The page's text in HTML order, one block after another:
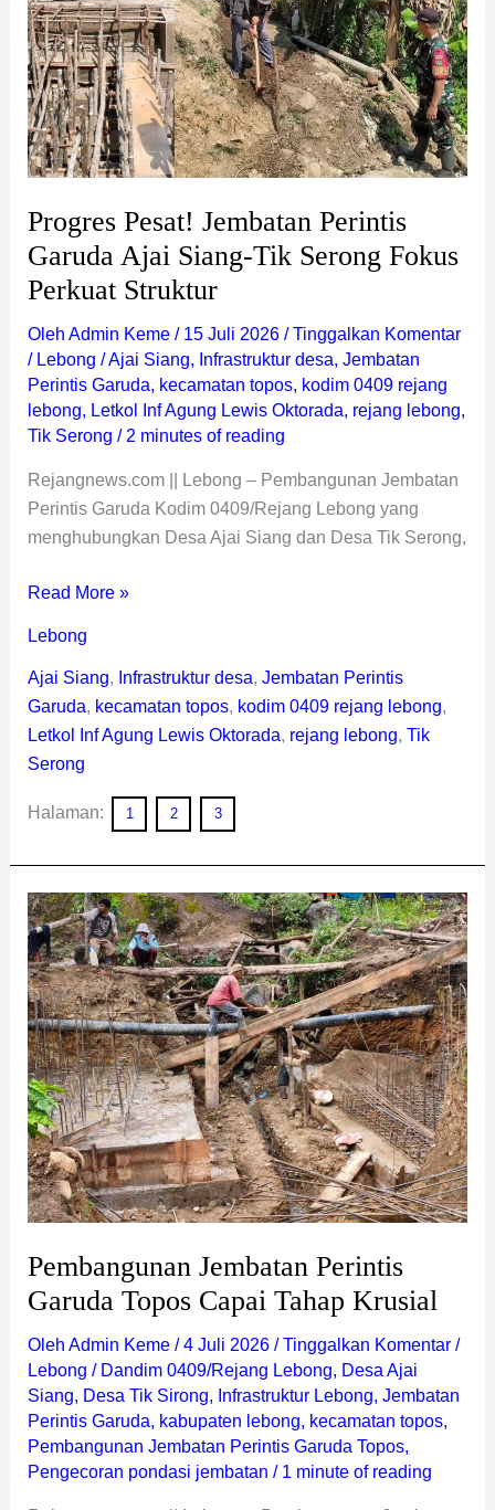
Progres Pesat! Jembatan Perintis
Garuda Ajai Siang-Tik Serong Fokus
Perkuat Struktur
Oleh Admin Keme / 15 Juli 2026 /Tinggalkan Komentar
/ Lebong /Ajai Siang, Infrastruktur desa, Jembatan
Perintis Garuda, kecamatan topos, kodim 0409 rejang
lebong, Letkol Inf Agung Lewis Oktorada, rejang lebong,
Tik Serong / 2 minutes of reading
Rejangnews.com || Lebong – Pembangunan Jembatan
Perintis Garuda Kodim 0409/Rejang Lebong yang
menghubungkan Desa Ajai Siang dan Desa Tik Serong,
Ajai
Siang-
Tik
Serong
Fokus
Perkuat
Struktur
Read More »
Lebong
Ajai Siang, Infrastruktur desa, Jembatan Perintis
Garuda, kecamatan topos, kodim 0409 rejang lebong,
Letkol Inf Agung Lewis Oktorada, rejang lebong, Tik
Serong
Halaman: 1 2 3
Pembangunan Jembatan Perintis
Garuda Topos Capai Tahap Krusial
Oleh Admin Keme /4 Juli 2026 /Tinggalkan Komentar /
Lebong / Dandim 0409/Rejang Lebong, Desa Ajai
Siang, Desa Tik Sirong, Infrastruktur Lebong, Jembatan
Perintis Garuda, kabupaten lebong, kecamatan topos,
Pembangunan Jembatan Perintis Garuda Topos,
Pengecoran pondasi jembatan / 1 minute of reading
Pembangunan
Jembatan
Perintis
Garuda
Topos
Capai
Tahap
Krusial